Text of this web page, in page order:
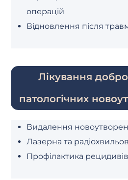
операцій
Відновлення після
Лікування
патологічних
Видалення
Лазерна та
Профілактика рецидивів